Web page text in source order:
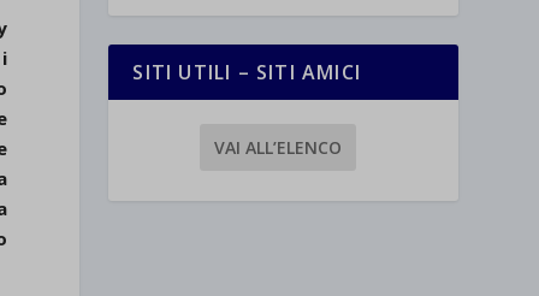
SITI UTILI – SITI AMICI
VAI ALL’ELENCO